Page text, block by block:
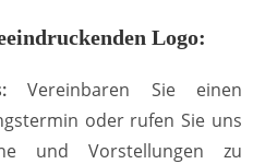
Logo:
Vereinbaren Sie einen
oder rufen Sie uns
und Vorstellungen zu